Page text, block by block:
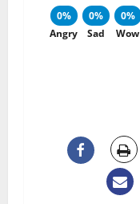
0%
Wow
0%
Sad
0%
Angry